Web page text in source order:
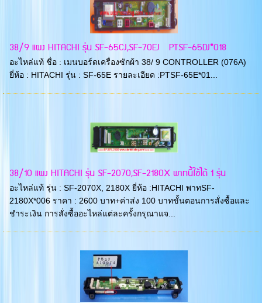
38/9 แผง HITACHI รุ่น SF-65CJ,SF-70EJ PTSF-65DJ*018
อะไหล่แท้ ชื่อ : เมนบอร์ดเครื่องซักผ้า 38/ 9 CONTROLLER (076A)
ยี่ห้อ : HITACHI รุ่น : SF-65E รายละเอียด :PTSF-65E*01...
38/10 แผง HITACHI รุ่น SF-2070,SF-2180X พาทนี้ใช้ได้ 1 รุ่น
อะไหล่แท้ รุ่น : SF-2070X, 2180X ยี่ห้อ :HITACHI พาทSF-
2180X*006 ราคา : 2600 บาท+ค่าส่ง 100 บาทขั้นตอนการสั่งซื้อและ
ชำระเงิน การสั่งซื้ออะไหล่แต่ละครั้งกรุณาแจ...